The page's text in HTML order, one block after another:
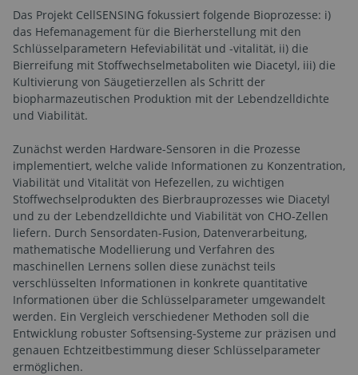
Das Projekt CellSENSING fokussiert folgende Bioprozesse: i)
das Hefemanagement für die Bierherstellung mit den
Schlüsselparametern Hefeviabilität und -vitalität, ii) die
Bierreifung mit Stoffwechselmetaboliten wie Diacetyl, iii) die
Kultivierung von Säugetierzellen als Schritt der
biopharmazeutischen Produktion mit der Lebendzelldichte
und Viabilität.
Zunächst werden Hardware-Sensoren in die Prozesse
implementiert, welche valide Informationen zu Konzentration,
Viabilität und Vitalität von Hefezellen, zu wichtigen
Stoffwechselprodukten des Bierbrauprozesses wie Diacetyl
und zu der Lebendzelldichte und Viabilität von CHO-Zellen
liefern. Durch Sensordaten-Fusion, Datenverarbeitung,
mathematische Modellierung und Verfahren des
maschinellen Lernens sollen diese zunächst teils
verschlüsselten Informationen in konkrete quantitative
Informationen über die Schlüsselparameter umgewandelt
werden. Ein Vergleich verschiedener Methoden soll die
Entwicklung robuster Softsensing-Systeme zur präzisen und
genauen Echtzeitbestimmung dieser Schlüsselparameter
ermöglichen.